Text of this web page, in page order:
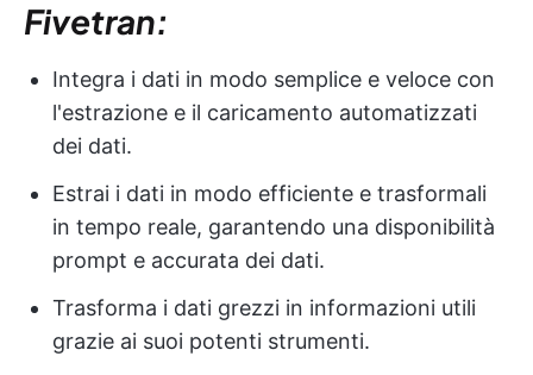
Fivetran:
Integra i dati in modo semplice e veloce con
l'estrazione e il caricamento automatizzati
dei dati.
Estrai i dati in modo efficiente e trasformali
in tempo reale, garantendo una disponibilità
prompt e accurata dei dati.
Trasforma i dati grezzi in informazioni utili
grazie ai suoi potenti strumenti.